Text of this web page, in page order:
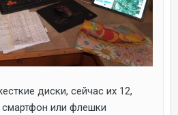
диски, сейчас их 12,
или флешки